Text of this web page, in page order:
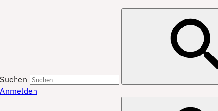
Suchen
Anmelden